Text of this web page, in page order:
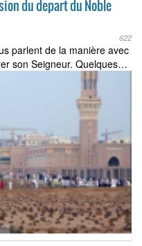
du depart du Noble
622
parlent de la manière avec
son Seigneur. Quelques…